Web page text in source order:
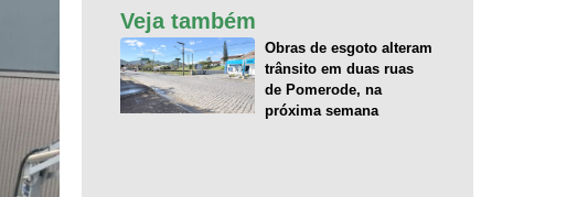
Veja também
Obras de esgoto alteram
trânsito em duas ruas
de Pomerode, na
próxima semana